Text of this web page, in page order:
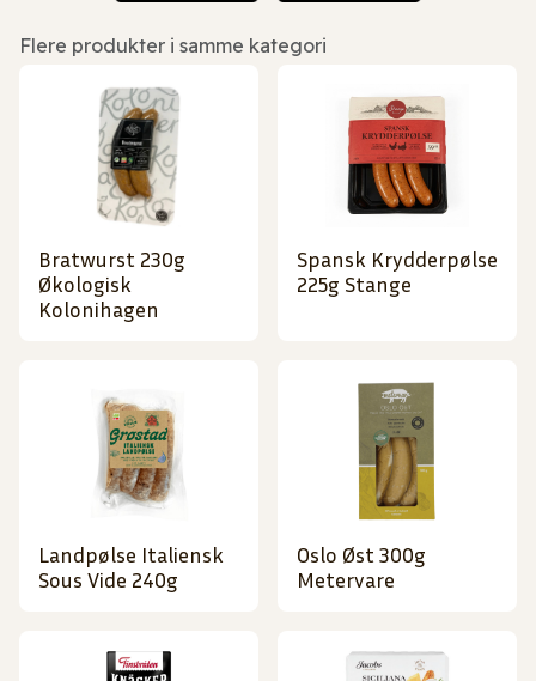
Flere produkter i samme kategori
Bratwurst 230g
Økologisk
Kolonihagen
Spansk Krydderpølse
225g Stange
Landpølse Italiensk
Sous Vide 240g
Oslo Øst 300g
Metervare